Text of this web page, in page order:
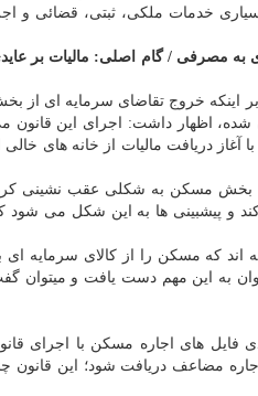
خدمات ملکی، ثبتی، قضائی و
به مصرفی / گام اصلی: مالیات بر
بر اینکه خروج تقاضای سرمایه ای از
شده، اظهار داشت: اجرای این قانون
دریافت مالیات از خانه های خالی
با بخش مسکن به شکلی عقب نشینی
و پیشبینی ها به این شکل می شود
اند که مسکن را از کالای سرمایه ای
به این مهم دست یافت و میتوان
فایل های اجاره مسکن با اجرای
مضاعف دریافت شود؛ این قانون